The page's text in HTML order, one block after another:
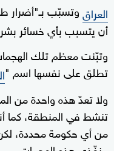
العراقوتسبّب بـ"أضرار
أن يتسبب بأي خسائر
وتبّنت معظم تلك
تطلق على نفسها اسم "
ولا تعدّ هذه واحدة من
تنشط في المنطقة، كما
من أي حكومة محددة،